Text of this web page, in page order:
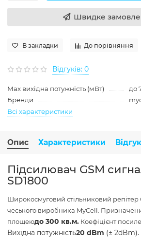
Швидке
В закладки До порівняння
Відгуків: 0
Max вихідна потужність (мВт)
до
Бренди
Всі характеристики
Опис Характеристики
Підсилювач GSM
SD1800
Широкосмуговий стільниковий репітер
чеського виробника MyCell.
площеюдо 300 кв.м. Коефіцієнт
Вихідна потужність20 dBm (± 2dBm).